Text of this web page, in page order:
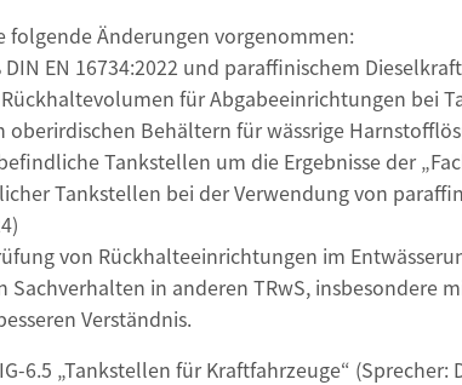
folgende Änderungen vorgenommen:
EN 16734:2022 und paraffinischem
für Abgabeeinrichtungen bei
Behältern für wässrige
Tankstellen um die Ergebnisse der
Tankstellen bei der Verwendung von
von Rückhalteeinrichtungen im
in anderen TRwS, insbesondere
Verständnis.
6.5 „Tankstellen für Kraftfahrzeuge“